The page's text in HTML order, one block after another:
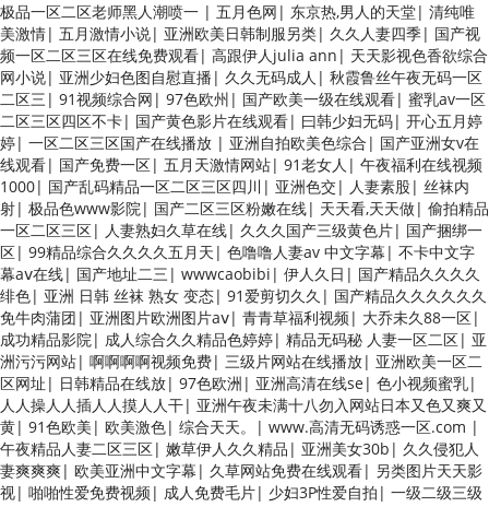
纯美女老师 www.99.com黄色片 欧美黄片精品一区二区三区 国产三级片
久久精品 亚洲依人大香蕉在线 国产欧美日韩成人三级 熟女精品视频在线
91Tv 婷婷七七久久激情五月天四色播 超碰caoporn91精品 国产婷婷五
月天缴情 中文字幕亚洲综合久久 亚洲成人中文有码在线 啪啪啪欧美一区
二区 国产乱伦日韩免费欧美 97激情人妻小说 大香蕉日韩区欧美区 91亚
洲国产成人久久蜜臀 欧美一级不卡中文字幕 久久久久久久久久性生活电
影 精品久久国产亚洲av麻豆 五月天婷婷欧美成人 国产一区二区欧美情色
国产精品喷水啪啪啪 成人av黄色大片 91国产精品原创人妻 国产精品夜
色一区二区三区 欧美午夜激情视频网 91在线视频综合精品 欧美日韩国产
精品一级 欧美系列黄片 亚洲色图三区视频 欧美一级网网 国产黄色观看 9
1爽人人爽人人插人人爽 欧美日韩性爱视频网 日韩经典AV在线观看 98久
久精品骚逼一区二区三区 在线亚洲av图片 无码日韩逼紧 亚洲精品欧美二
区三区中文字幕 蜜臀AV在线播放一区二区三区 91新人国产在线播放 91
艹久久久久久久久久久久久久久久 久久三级视屏 日本天堂a在线 在线免
费观看a黄片 人妻熟人中文字幕一区二区 日韩熟妇91aBb 久久精品久久
精品 欧美91精品国产自产在线 日本黄色一区二区三区电影 丝袜人妻一区
二区三区网站 av中文一级字幕 亚洲成人小说综合网 欧美日韩91在线 麻
豆久久久91 夜夜操天天操人人操 国产91色图区 国产性天天综合网 91孕
妇一区二区三区精品 我要看亚洲黄色 一区不卡在线观看二区 三级片一片
黄一区 中日AV乱码一区二区三区乱码 久久久久久久久久一级黄色片美女
日韩老板一区 精品久久久久久久久久中文字幕 开心91五月婷婷网 国产的
黄色人成 国产91三级在线播放 亚洲精品一二区狠狠撸婷婷五月天 大香蕉
国欧美 日本人妻激情91 欧美特黄一级视频18 免费麻豆黄色 偷拍 亚洲 制
极品一区二区老师黑人潮喷一 | 五月色网 | 东京热,男人的天堂| 清纯唯
美激情| 五月激情小说| 亚洲欧美日韩制服另类| 久久人妻四季| 国产视
频一区二区三区在线免费观看| 高跟伊人julia ann | 天天影视色香欲综合
网小说| 亚洲少妇色图自慰直播 | 久久无码成人 | 秋霞鲁丝午夜无码一区
二区三 | 91视频综合网 | 97色欧州 | 国产欧美一级在线观看| 蜜乳av一区
二区三区四区不卡| 国产黄色影片在线观看| 曰韩少妇无码| 开心五月婷
婷| 一区二区三区国产在线播放 | 亚洲自拍欧美色综合 | 国产亚洲女v在
线观看| 国产免费一区| 五月天激情网站| 91老女人 | 午夜福利在线视频
1000| 国产乱码精品一区二区三区四川 | 亚洲色交| 人妻素股| 丝袜内
射| 极品色www影院| 国产二区三区粉嫩在线| 天天看,天天做| 偷拍精品
一区二区三区| 人妻熟妇久草在线| 久久久国产三级黄色片| 国产捆绑一
区| 99精品综合久久久久五月天 | 色噜噜人妻av 中文字幕 | 不卡中文字
幕aⅴ在线| 国产地址二三 | wwwcaobibi | 伊人久日 | 国产精品久久久久
绯色| 亚洲 日韩 丝袜 熟女 变态| 91爱剪切久久 | 国产精品久久久久久久
免牛肉蒲团 | 亚洲图片欧洲图片aⅴ| 青青草福利视频| 大乔未久88一区|
成功精品影院| 成人综合久久精品色婷婷| 精品无码秘 人妻一区二区| 亚
洲污污网站| 啊啊啊啊视频免费| 三级片网站在线播放| 亚洲欧美一区二
区网址 | 日韩精品在线放| 97色欧洲 | 亚洲高清在线se| 色小视频蜜乳|
人人操人人插人人摸人人干| 亚洲午夜未满十八勿入网站日本又色又爽又
黄| 91色欧美 | 欧美激色| 综合天天。 | www.高清无码诱惑一区.com |
午夜精品人妻二区三区| 嫩草伊人久久精品 | 亚洲美女30b | 久久侵犯人
妻爽爽爽| 欧美亚洲中文字幕 | 久草网站免费在线观看| 另类图片天天影
视| 啪啪性爱免费视频| 成人免费毛片| 少妇3P性爱自拍 | 一级二级三级